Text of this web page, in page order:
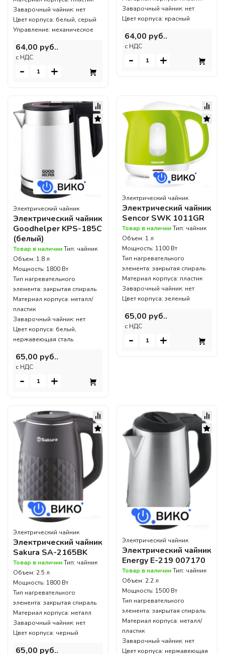
Заварочный чайник: нет
Цвет корпуса: белый, серый
Управление: механическое
64,00 руб..
c НДС
- +
Заварочный чайник: нет
Цвет корпуса: красный
64,00 руб..
c НДС
- +
Электрический чайник
Электрический чайник
Goodhelper KPS-185C
(белый)
Товар в наличииТип: чайник
Объем: 1.8 л
Мощность: 1800 Вт
Тип нагревательного
элемента: закрытая спираль
Материал корпуса: металл/
пластик
Заварочный чайник: нет
Цвет корпуса: белый,
нержавеющая сталь
65,00 руб..
c НДС
- +
Электрический чайник
Электрический чайник
Sencor SWK 1011GR
Товар в наличииТип: чайник
Объем: 1 л
Мощность: 1100 Вт
Тип нагревательного
элемента: закрытая спираль
Материал корпуса: пластик
Заварочный чайник: нет
Цвет корпуса: зеленый
65,00 руб..
c НДС
- +
Электрический чайник
Электрический чайник
Sakura SA-2165BK
Товар в наличииТип: чайник
Объем: 2.5 л
Мощность: 1800 Вт
Тип нагревательного
элемента: закрытая спираль
Материал корпуса: металл
Заварочный чайник: нет
Цвет корпуса: черный
65,00 руб..
Электрический чайник
Электрический чайник
Energy E-219 007170
Товар в наличииТип: чайник
Объем: 2.2 л
Мощность: 1500 Вт
Тип нагревательного
элемента: закрытая спираль
Материал корпуса: металл/
пластик
Заварочный чайник: нет
Цвет корпуса: нержавеющая